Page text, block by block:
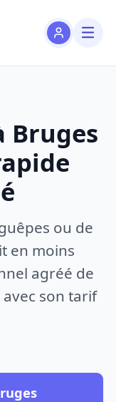
Bruges
ou de
en moins
agréé de
son tarif